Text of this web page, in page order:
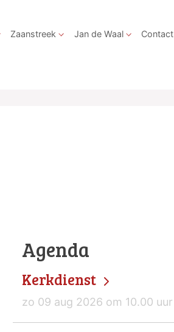
Zaanstreek Jan de Waal Contact
Agenda
Kerkdienst
zo 09 aug 2026 om 10.00 uur